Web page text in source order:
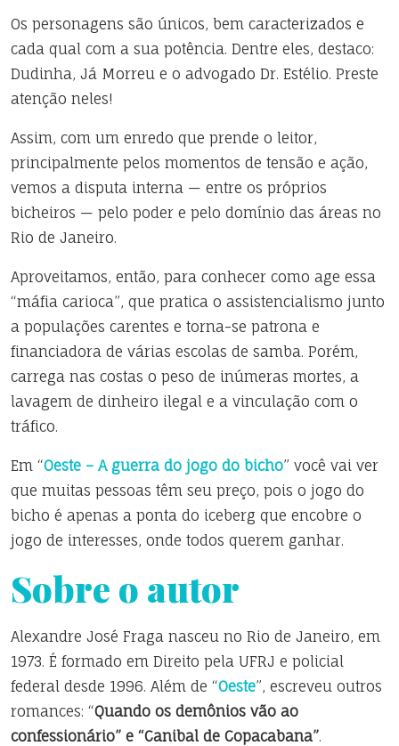
Os personagens são únicos, bem caracterizados e
cada qual com a sua potência. Dentre eles, destaco:
Dudinha, Já Morreu e o advogado Dr. Estélio. Preste
atenção neles!
Assim, com um enredo que prende o leitor,
principalmente pelos momentos de tensão e ação,
vemos a disputa interna — entre os próprios
bicheiros — pelo poder e pelo domínio das áreas no
Rio de Janeiro.
Aproveitamos, então, para conhecer como age essa
“máfia carioca”, que pratica o assistencialismo junto
a populações carentes e torna-se patrona e
financiadora de várias escolas de samba. Porém,
carrega nas costas o peso de inúmeras mortes, a
lavagem de dinheiro ilegal e a vinculação com o
tráfico.
Em “Oeste – A guerra do jogo do bicho” você vai ver
que muitas pessoas têm seu preço, pois o jogo do
bicho é apenas a ponta do iceberg que encobre o
jogo de interesses, onde todos querem ganhar.
Sobre o autor
Alexandre José Fraga nasceu no Rio de Janeiro, em
1973. É formado em Direito pela UFRJ e policial
federal desde 1996. Além de “Oeste”, escreveu outros
romances: “Quando os demônios vão ao
confessionário” e “Canibal de Copacabana”.